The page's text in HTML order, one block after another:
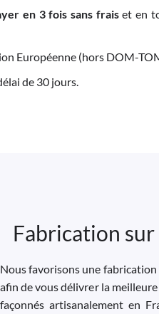
en 3 fois sans fraiset en
Européenne (hors DOM-
de 30 jours.
Fabrication
Nous favorisons une
afin de vous délivrer la
façonnés artisanalement en